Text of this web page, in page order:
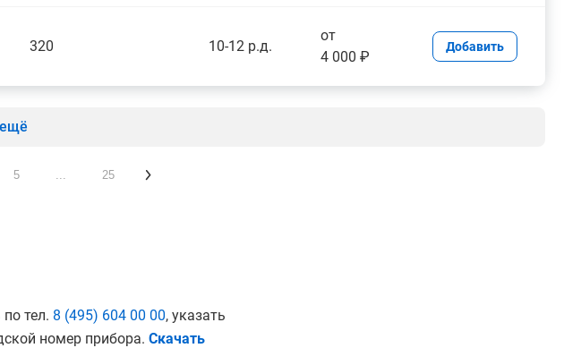
320 10-12 р.д.
от
4 000 ₽
Добавить
5 ... 25
тел. 8 (495) 604 00 00, указать
номер прибора. Скачать